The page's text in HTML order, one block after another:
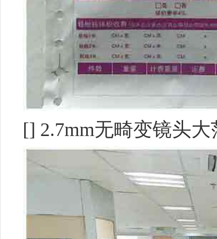
[] 2.7mm无畸变镜头